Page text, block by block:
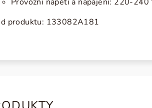
produktu: 133082A181